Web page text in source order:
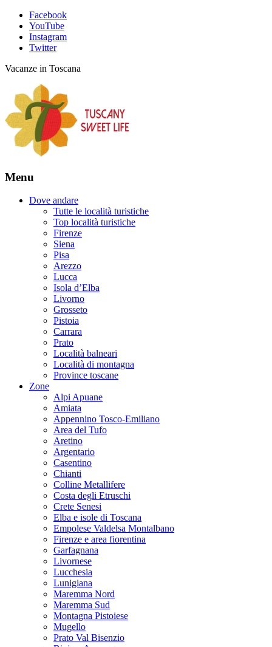
Facebook
YouTube
Instagram
Twitter
Vacanze in Toscana
Menu
Dove andare
Tutte le località turistiche
Top località turistiche
Firenze
Siena
Pisa
Arezzo
Lucca
Isola d’Elba
Livorno
Grosseto
Pistoia
Carrara
Prato
Località balneari
Località di montagna
Province toscane
Zone
Alpi Apuane
Amiata
Appennino Tosco-Emiliano
Area del Tufo
Aretino
Argentario
Casentino
Chianti
Colline Metallifere
Costa degli Etruschi
Crete Senesi
Elba e isole di Toscana
Empolese Valdelsa Montalbano
Firenze e area fiorentina
Garfagnana
Livornese
Lucchesia
Lunigiana
Maremma Nord
Maremma Sud
Montagna Pistoiese
Mugello
Prato Val Bisenzio